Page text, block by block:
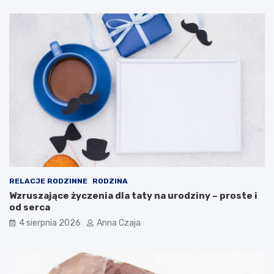
RELACJE RODZINNE RODZINA
Wzruszające życzenia dla taty na urodziny – proste i
od serca
4 sierpnia 2026 Anna Czaja